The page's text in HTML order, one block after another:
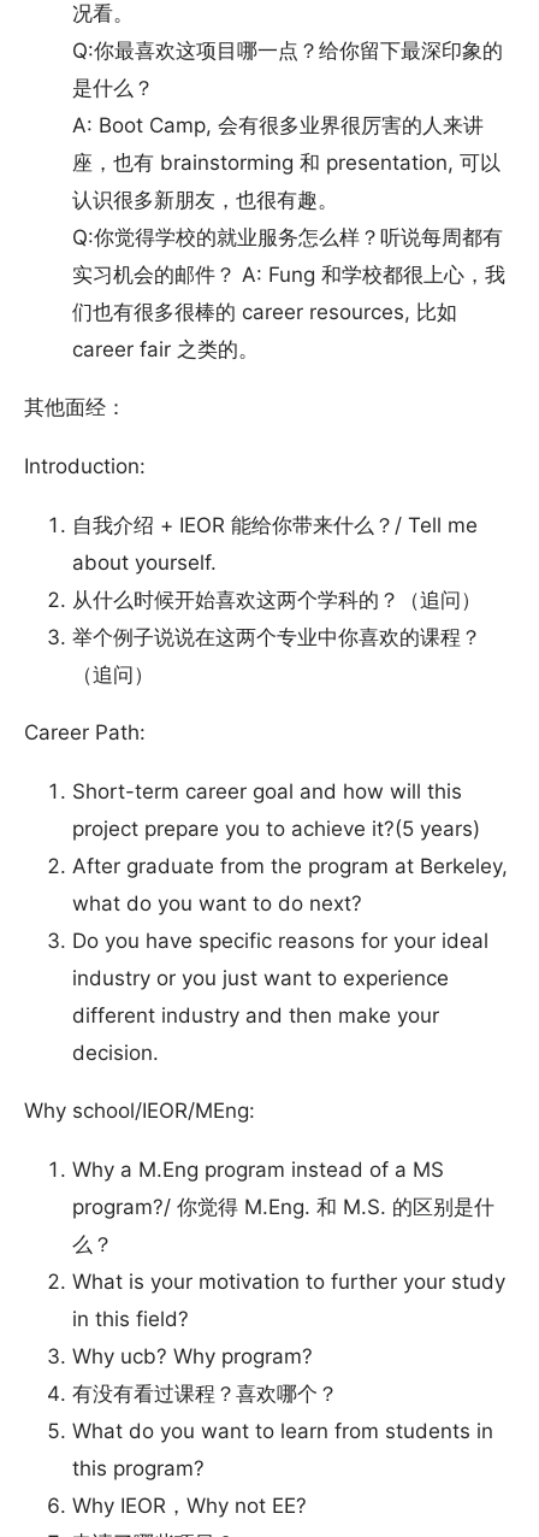
况看。
Q:你最喜欢这项目哪一点？给你留下最深印象的
是什么？
A: Boot Camp, 会有很多业界很厉害的人来讲
座，也有 brainstorming 和 presentation, 可以
认识很多新朋友，也很有趣。
Q:你觉得学校的就业服务怎么样？听说每周都有
实习机会的邮件？ A: Fung 和学校都很上心，我
们也有很多很棒的 career resources, 比如
career fair 之类的。
其他面经：
Introduction:
自我介绍 + IEOR 能给你带来什么？/ Tell me
about yourself.
从什么时候开始喜欢这两个学科的？（追问）
举个例子说说在这两个专业中你喜欢的课程？
（追问）
Career Path:
Short-term career goal and how will this
project prepare you to achieve it?(5 years)
After graduate from the program at Berkeley,
what do you want to do next?
Do you have specific reasons for your ideal
industry or you just want to experience
different industry and then make your
decision.
Why school/IEOR/MEng:
Why a M.Eng program instead of a MS
program?/ 你觉得 M.Eng. 和 M.S. 的区别是什
么？
What is your motivation to further your study
in this field?
Why ucb? Why program?
有没有看过课程？喜欢哪个？
What do you want to learn from students in
this program?
Why IEOR，Why not EE?